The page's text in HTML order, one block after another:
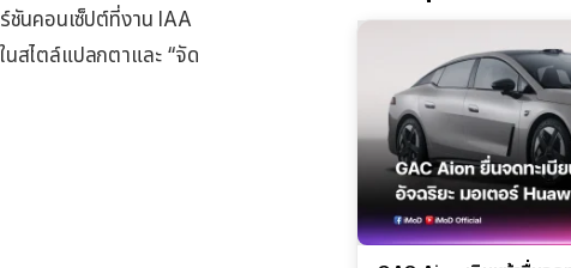
ชันคอนเซ็ปต์ที่งาน IAA
สไตล์แปลกตาและ “จัด